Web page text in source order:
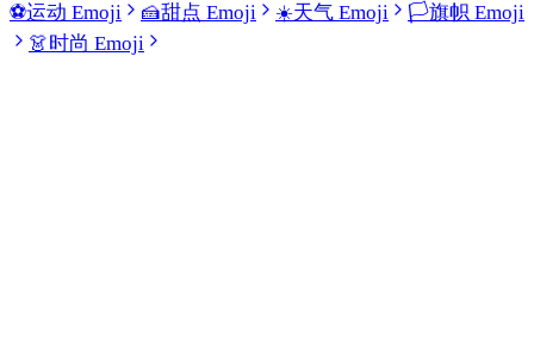
⚽运动 Emoji 🍰甜点 Emoji ☀️天气 Emoji 🏳️旗帜 Emoji
👗时尚 Emoji